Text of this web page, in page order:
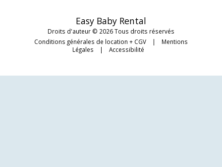
Easy Baby Rental
Droits d'auteur © 2026 Tous droits réservés
Conditions générales de location + CGV | Mentions
Légales | Accessibilité